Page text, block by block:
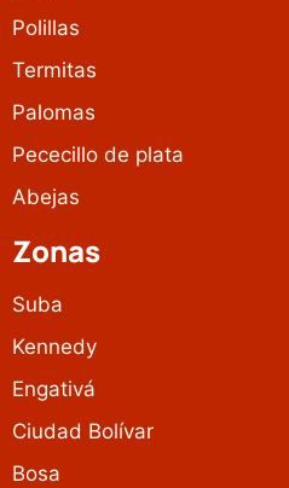
Polillas
Termitas
Palomas
Pececillo de plata
Abejas
Zonas
Suba
Kennedy
Engativá
Ciudad Bolívar
Bosa